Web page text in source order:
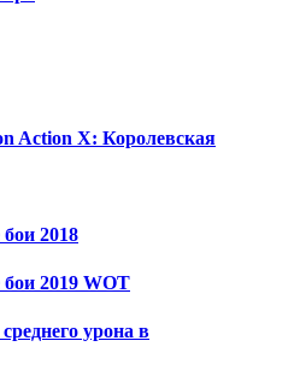
Action X: Королевская
2018
2019 WOT
урона в